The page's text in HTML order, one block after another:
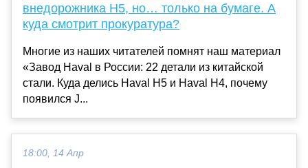
внедорожника H5, но… только на бумаге. А
куда смотрит прокуратура?
Многие из наших читателей помнят наш материал
«Завод Haval в России: 22 детали из китайской
стали. Куда делись Haval H5 и Haval H4, почему
появился J...
18:00, 14 Апр